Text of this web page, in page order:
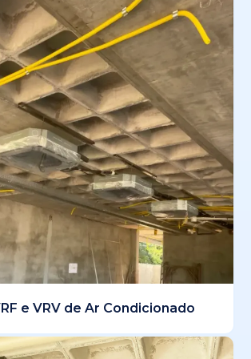
e VRV de Ar Condicionado